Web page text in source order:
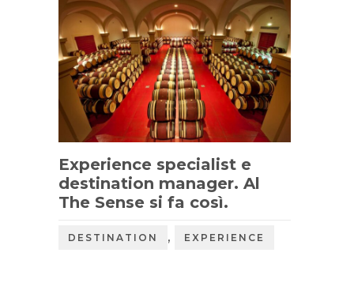
Experience specialist e
destination manager. Al
The Sense si fa così.
DESTINATION , EXPERIENCE